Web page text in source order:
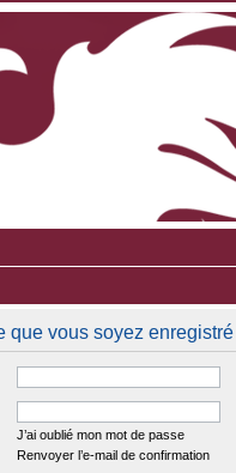
que vous soyez
J’ai oublié mon mot de passe
Renvoyer l’e-mail de confirmation